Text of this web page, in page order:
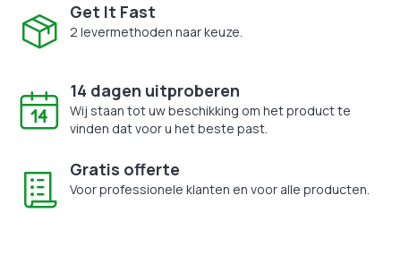
Get It Fast
2 levermethoden naar keuze.
14 dagen uitproberen
Wij staan tot uw beschikking om het product te
vinden dat voor u het beste past.
Gratis offerte
Voor professionele klanten en voor alle producten.